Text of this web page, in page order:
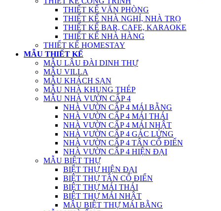
THIẾT KẾ VĂN PHÒNG
THIẾT KẾ NHÀ NGHỈ, NHÀ TRỌ
THIẾT KẾ BAR, CAFE, KARAOKE
THIẾT KẾ NHÀ HÀNG
THIẾT KẾ HOMESTAY
MẪU THIẾT KẾ
MẪU LÂU ĐÀI DINH THỰ
MẪU VILLA
MẪU KHÁCH SẠN
MẪU NHÀ KHUNG THÉP
MẪU NHÀ VƯỜN CẤP 4
NHÀ VƯỜN CẤP 4 MÁI BẰNG
NHÀ VƯỜN CẤP 4 MÁI THÁI
NHÀ VƯỜN CẤP 4 MÁI NHẬT
NHÀ VƯỜN CẤP 4 GÁC LỬNG
NHÀ VƯỜN CẤP 4 TÂN CỔ ĐIỂN
NHÀ VƯỜN CẤP 4 HIỆN ĐẠI
MẪU BIỆT THỰ
BIỆT THỰ HIỆN ĐẠI
BIỆT THỰ TÂN CỔ ĐIỂN
BIỆT THỰ MÁI THÁI
BIỆT THỰ MÁI NHẬT
MẪU BIỆT THỰ MÁI BẰNG